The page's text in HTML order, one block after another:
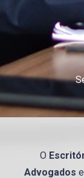
O
Advogados